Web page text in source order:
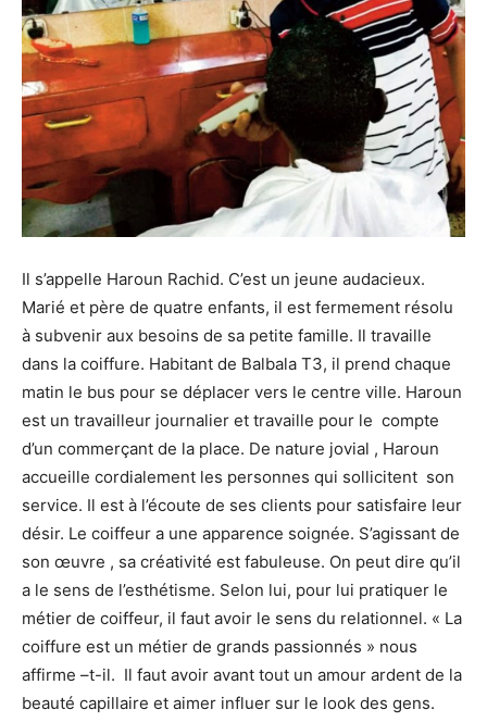
Il s’appelle Haroun Rachid. C’est un jeune audacieux.
Marié et père de quatre enfants, il est fermement résolu
à subvenir aux besoins de sa petite famille. Il travaille
dans la coiffure. Habitant de Balbala T3, il prend chaque
matin le bus pour se déplacer vers le centre ville. Haroun
est un travailleur journalier et travaille pour le compte
d’un commerçant de la place. De nature jovial , Haroun
accueille cordialement les personnes qui sollicitent son
service. Il est à l’écoute de ses clients pour satisfaire leur
désir. Le coiffeur a une apparence soignée. S’agissant de
son œuvre , sa créativité est fabuleuse. On peut dire qu’il
a le sens de l’esthétisme. Selon lui, pour lui pratiquer le
métier de coiffeur, il faut avoir le sens du relationnel. « La
coiffure est un métier de grands passionnés » nous
affirme –t-il. Il faut avoir avant tout un amour ardent de la
beauté capillaire et aimer influer sur le look des gens.